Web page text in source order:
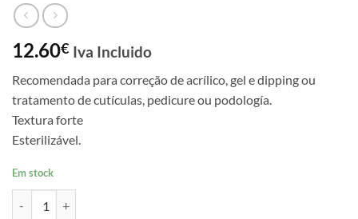
12.60€ Iva Incluido
Recomendada para correção de acrílico, gel e dipping ou
tratamento de cutículas, pedicure ou podología.
Textura forte
Esterilizável.
Em stock